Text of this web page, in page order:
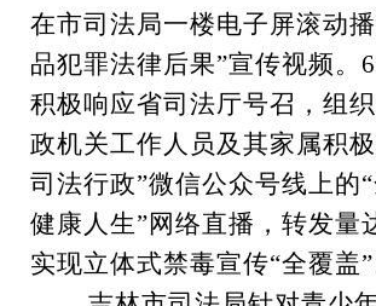
在市司法局一楼电子屏滚动
品犯罪法律后果”宣传视频。6
积极响应省司法厅号召，组
政机关工作人员及其家属积
司法行政”微信公众号线上的“
健康人生”网络直播，转发量
实现立体式禁毒宣传“全覆盖”